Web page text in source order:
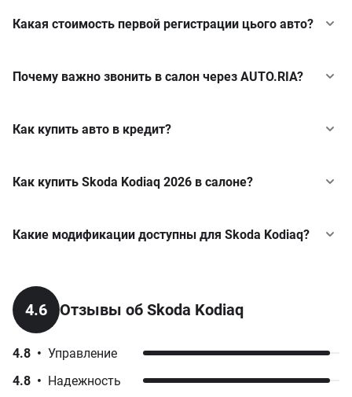
Какая стоимость первой регистрации цього авто?
Почему важно звонить в салон через AUTO.RIA?
Как купить авто в кредит?
Skoda Enyaqу кредит
Skoda Kamiq
Как купить Skoda Kodiaq 2026 в салоне?
Какие модификации доступны для Skoda Kodiaq?
2.0 TDI 7-DSG (193 к.с.) 4x4
от 2 200 000 грн
от 2 000 000 грн
2.0 TDI 7-DSG (150 к.с.) 4x4
4.6 Отзывы об Skoda Kodiaq
4.8 • Управление
4.8 • Надежность